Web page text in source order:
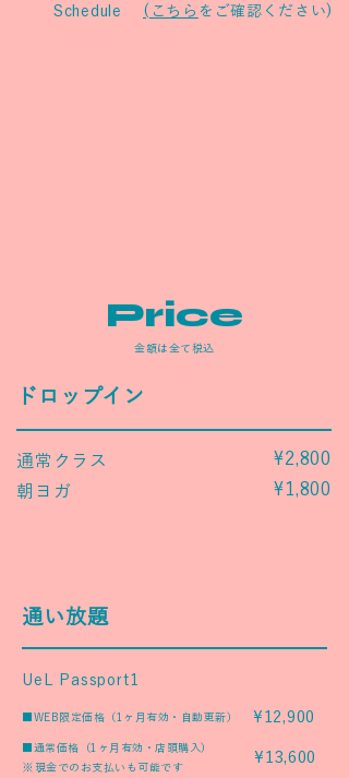
Schedule (こちら をご確認ください)
Price
金額は全て税込
ドロップイン
通常クラス
朝ヨガ
¥2,800
¥1,800
通い放題
UeL Passport1
■WEB限定価格（1ヶ月有効・自動更新） ¥12,900
■通常価格（1ヶ月有効・店頭購入）
※現金でのお支払いも可能です
¥13,600